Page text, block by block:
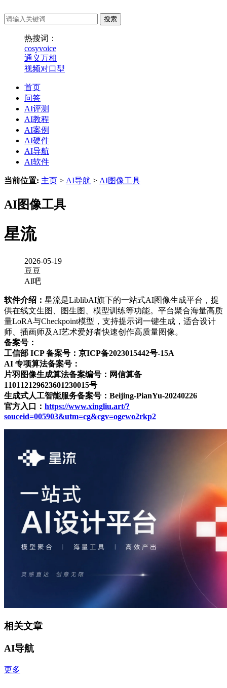
热搜词：
cosyvoice
通义万相
视频对口型
首页
问答
AI评测
AI教程
AI案例
AI硬件
AI导航
AI软件
当前位置: 主页 > AI导航 > AI图像工具
AI图像工具
星流
2026-05-19
豆豆
AI吧
软件介绍： 星流是LiblibAI旗下的一站式AI图像生成平台，提
供在线文生图、图生图、模型训练等功能。平台聚合海量高质
量LoRA与Checkpoint模型，支持提示词一键生成，适合设计
师、插画师及AI艺术爱好者快速创作高质量图像。
备案号：
工信部 ICP 备案号：京ICP备2023015442号-15A
AI 专项算法备案号：
片羽图像生成算法备案编号：网信算备
110112129623601230015号
生成式人工智能服务备案号：Beijing-PianYu-20240226
官方入口： https://www.xingliu.art/?
souceid=005903&utm=cg&cgv=ogewo2rkp2
相关文章
AI导航
更多